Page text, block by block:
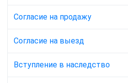
Согласие на продажу
Согласие на выезд
Вступление в наследство